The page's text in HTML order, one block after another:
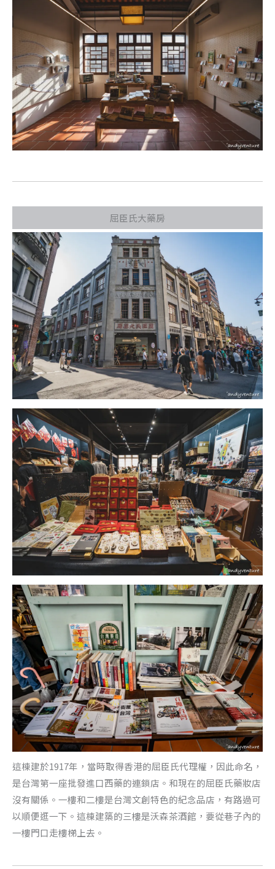
屈臣氏大藥房
這棟建於1917年，當時取得香港的屈臣氏代理權，因此命名，
是台灣第一座批發進口西藥的連鎖店。和現在的屈臣氏藥妝店
沒有關係。一樓和二樓是台灣文創特色的紀念品店，有路過可
以順便逛一下。這棟建築的三樓是沃森茶酒館，要從巷子內的
一樓門口走樓梯上去。